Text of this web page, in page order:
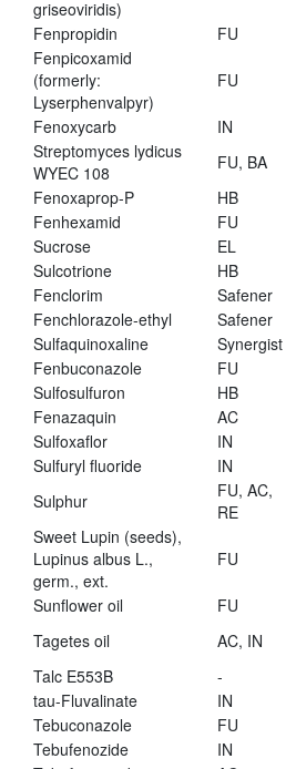
griseoviridis)
Fenpropidin FU
Fenpicoxamid
(formerly:
Lyserphenvalpyr)
FU
Fenoxycarb IN
Streptomyces lydicus
WYEC 108
FU, BA
Fenoxaprop-P
HB
Fenhexamid
FU
Sucrose
EL
Sulcotrione
HB
Fenclorim
Safener
Fenchlorazole-ethyl
Safener
Sulfaquinoxaline
Synergist
Fenbuconazole
FU
Sulfosulfuron
HB
Fenazaquin
AC
Sulfoxaflor
IN
Sulfuryl fluoride
IN
Sulphur
FU, AC,
RE
Sweet Lupin (seeds),
Lupinus albus L.,
germ., ext.
FU
Sunflower oil FU
Tagetes oil
AC, IN
Talc E553B
-
tau-Fluvalinate
IN
Tebuconazole
FU
Tebufenozide
IN